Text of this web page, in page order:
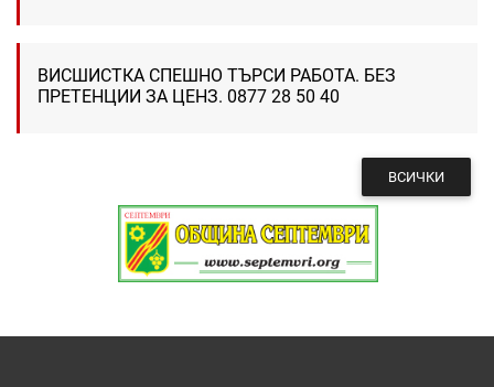
ВИСШИСТКА СПЕШНО ТЪРСИ РАБОТА. БЕЗ
ПРЕТЕНЦИИ ЗА ЦЕНЗ. 0877 28 50 40
ВСИЧКИ